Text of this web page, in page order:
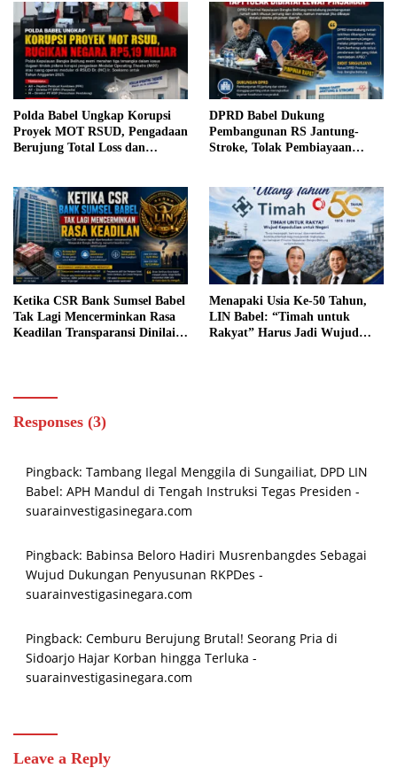
Polda Babel Ungkap Korupsi
Proyek MOT RSUD, Pengadaan
Berujung Total Loss dan
DPRD Babel Dukung
Pembangunan RS Jantung-
Stroke, Tolak Pembiayaan
Ketika CSR Bank Sumsel Babel
Tak Lagi Mencerminkan Rasa
Keadilan Transparansi Dinilai
Menapaki Usia Ke-50 Tahun,
LIN Babel: “Timah untuk
Rakyat” Harus Jadi Wujud
Responses (3)
Pingback: Tambang Ilegal Menggila di Sungailiat, DPD LIN
Babel: APH Mandul di Tengah Instruksi Tegas Presiden -
suarainvestigasinegara.com
Pingback: Babinsa Beloro Hadiri Musrenbangdes Sebagai
Wujud Dukungan Penyusunan RKPDes -
suarainvestigasinegara.com
Pingback: Cemburu Berujung Brutal! Seorang Pria di
Sidoarjo Hajar Korban hingga Terluka -
suarainvestigasinegara.com
Leave a Reply